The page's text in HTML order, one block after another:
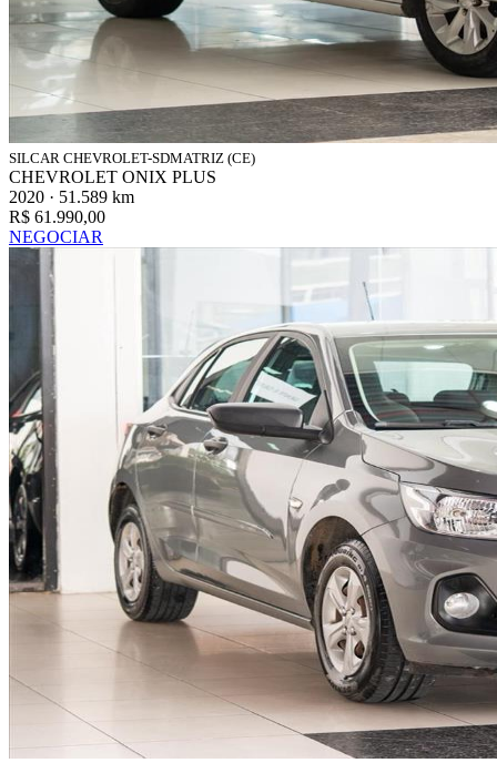
SILCAR CHEVROLET-SDMATRIZ (CE)
CHEVROLET ONIX PLUS
2020 · 51.589 km
R$ 61.990,00
NEGOCIAR